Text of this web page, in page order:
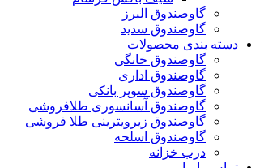
گاوصندوق البرز
گاوصندوق سدید
دسته بندی محصولات
گاوصندوق خانگی
گاوصندوق اداری
گاوصندوق سوپر بانکی
گاوصندوق آسانسوری طلافروشی
گاوصندوق زیرویترینی طلا فروشی
گاوصندوق اسلحه
درب خزانه